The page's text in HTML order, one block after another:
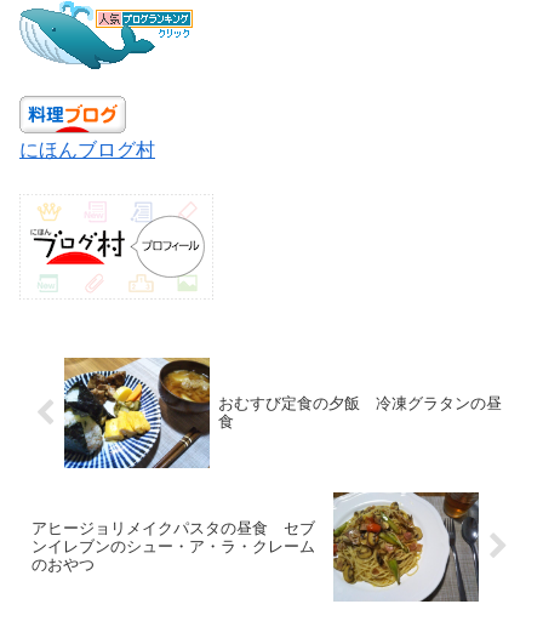
にほんブログ村
おむすび定食の夕飯 冷凍グラタンの昼
食
アヒージョリメイクパスタの昼食 セブ
ンイレブンのシュー・ア・ラ・クレーム
のおやつ